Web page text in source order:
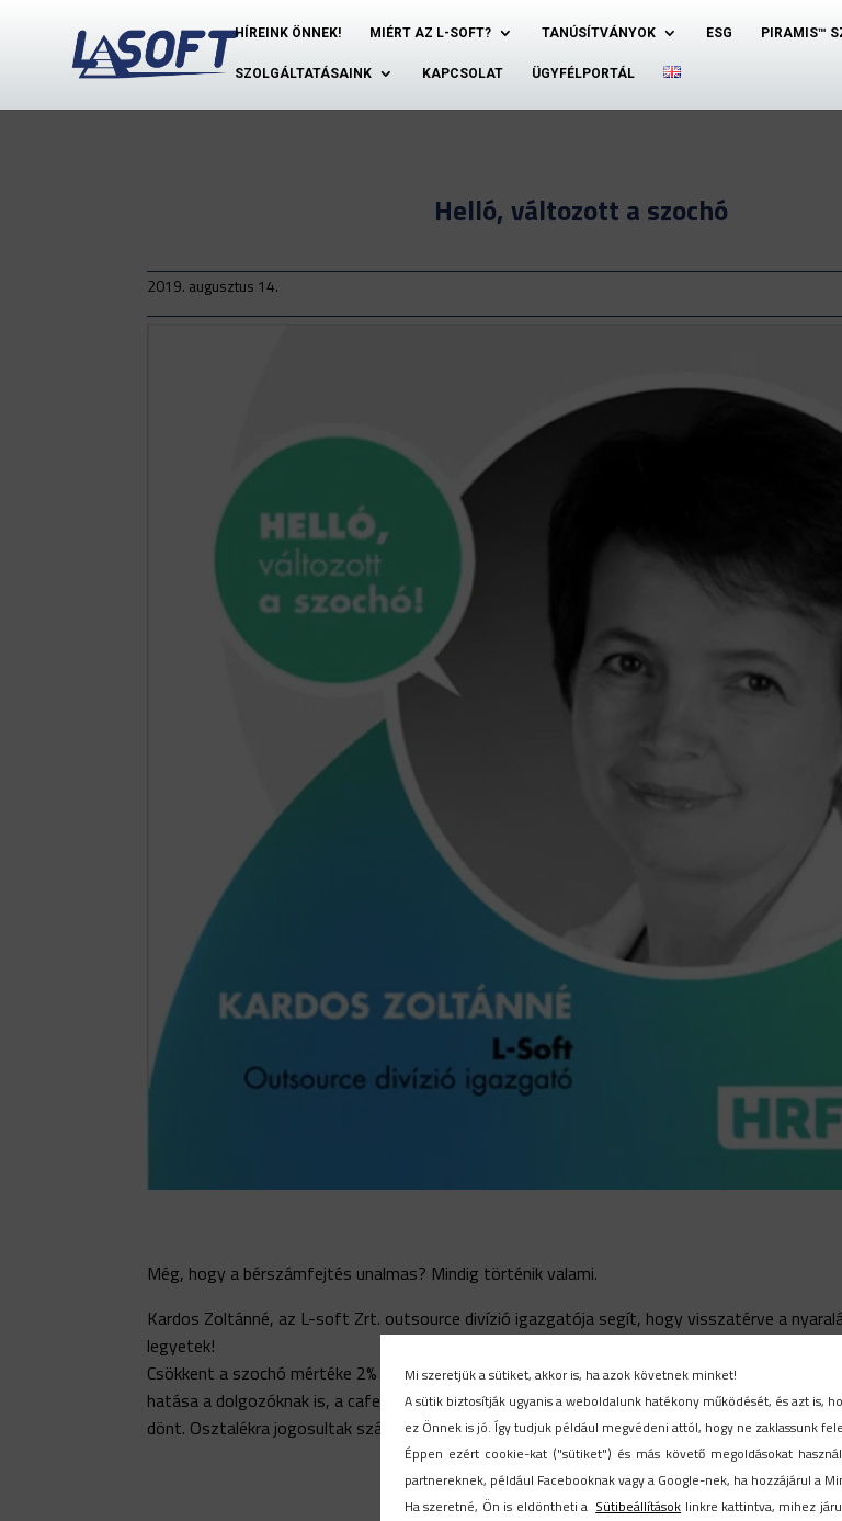
HÍREINK ÖNNEK! MIÉRT AZ L-SOFT? TANÚSÍTVÁNYOK ESG PIRAMIS™
SZOLGÁLTATÁSAINK KAPCSOLAT ÜGYFÉLPORTÁL
Helló, változott a szochó
2019. augusztus 14.
Még, hogy a bérszámfejtés unalmas? Mindig történik valami.
Kardos Zoltánné, az L-soft Zrt. outsource divízió igazgatója segít, hogy visszatérve a
legyetek!
Csökkent a szochó mértéke 2% -kal. Nem csak a munkáltató számára előnyös a változás,
hatása a dolgozóknak is, a cafeteria jellegű juttatásaik nőhetnek, amennyiben a vállalat az
dönt. Osztalékra jogosultak számára is jó hír, hiszen a munkavállaló ebben az esetben is
Mi szeretjük a sütiket, akkor is, ha azok követnek minket!
A sütik biztosítják ugyanis a weboldalunk hatékony működését, és azt is,
ez Önnek is jó. Így tudjuk például megvédeni attól, hogy ne zaklassunk
Éppen ezért cookie-kat ("sütiket") és más követő megoldásokat
partnereknek, például Facebooknak vagy a Google-nek, ha hozzájárul a
Ha szeretné, Ön is eldöntheti a Sütibeállítások linkre kattintva, mihez